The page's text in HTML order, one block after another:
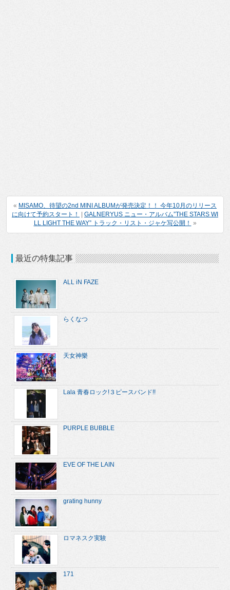
« MISAMO、待望の2nd MINI ALBUMが発売決定！！ 今年10月のリリース
に向けて予約スタート！
GALNERYUS ニュー・アルバム”THE STARS WI
LL LIGHT THE WAY” トラック・リスト・ジャケ写公開！ »
最近の特集記事
ALL iN FAZE
らくなつ
天女神樂
Lala 青春ロック!３ピースバンド!!
PURPLE BUBBLE
EVE OF THE LAIN
grating hunny
ロマネスク実験
171